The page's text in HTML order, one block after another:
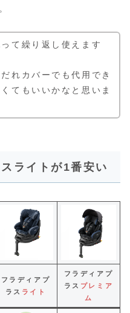
て繰り返し使えます
れカバーでも代用でき
てもいいかなと思いま
ライトが1番安い
フラディアプ
ラス ライト
フラディアプ
ラス プレミア
ム